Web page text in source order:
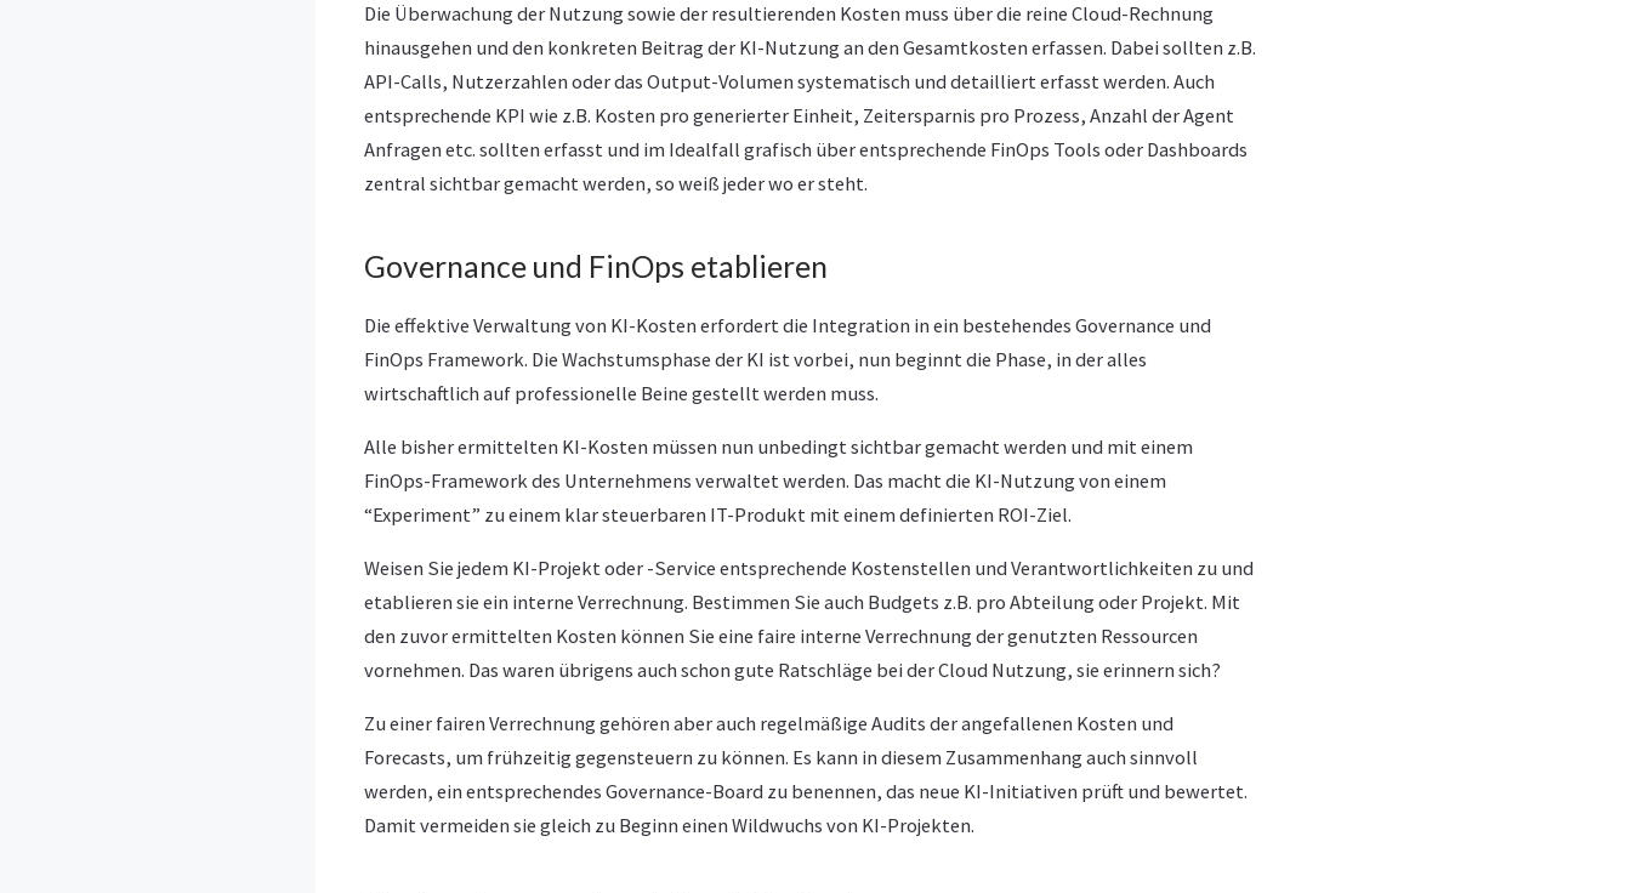
Die Überwachung der Nutzung sowie der resultierenden Kosten muss über die reine Cloud-Rechnung
hinausgehen und den konkreten Beitrag der KI-Nutzung an den Gesamtkosten erfassen. Dabei sollten z.B.
API-Calls, Nutzerzahlen oder das Output-Volumen systematisch und detailliert erfasst werden. Auch
entsprechende KPI wie z.B. Kosten pro generierter Einheit, Zeitersparnis pro Prozess, Anzahl der Agent
Anfragen etc. sollten erfasst und im Idealfall grafisch über entsprechende FinOps Tools oder Dashboards
zentral sichtbar gemacht werden, so weiß jeder wo er steht.
Governance und FinOps etablieren
Die effektive Verwaltung von KI-Kosten erfordert die Integration in ein bestehendes Governance und
FinOps Framework. Die Wachstumsphase der KI ist vorbei, nun beginnt die Phase, in der alles
wirtschaftlich auf professionelle Beine gestellt werden muss.
Alle bisher ermittelten KI-Kosten müssen nun unbedingt sichtbar gemacht werden und mit einem
FinOps-Framework des Unternehmens verwaltet werden. Das macht die KI-Nutzung von einem
“Experiment” zu einem klar steuerbaren IT-Produkt mit einem definierten ROI-Ziel.
Weisen Sie jedem KI-Projekt oder -Service entsprechende Kostenstellen und Verantwortlichkeiten zu und
etablieren sie ein interne Verrechnung. Bestimmen Sie auch Budgets z.B. pro Abteilung oder Projekt. Mit
den zuvor ermittelten Kosten können Sie eine faire interne Verrechnung der genutzten Ressourcen
vornehmen. Das waren übrigens auch schon gute Ratschläge bei der Cloud Nutzung, sie erinnern sich?
Zu einer fairen Verrechnung gehören aber auch regelmäßige Audits der angefallenen Kosten und
Forecasts, um frühzeitig gegensteuern zu können. Es kann in diesem Zusammenhang auch sinnvoll
werden, ein entsprechendes Governance-Board zu benennen, das neue KI-Initiativen prüft und bewertet.
Damit vermeiden sie gleich zu Beginn einen Wildwuchs von KI-Projekten.